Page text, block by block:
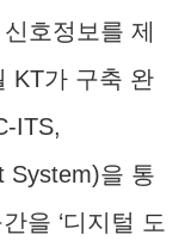
호정보를 제
KT가 구축 완
ITS,
System)을 통
을 ‘디지털 도